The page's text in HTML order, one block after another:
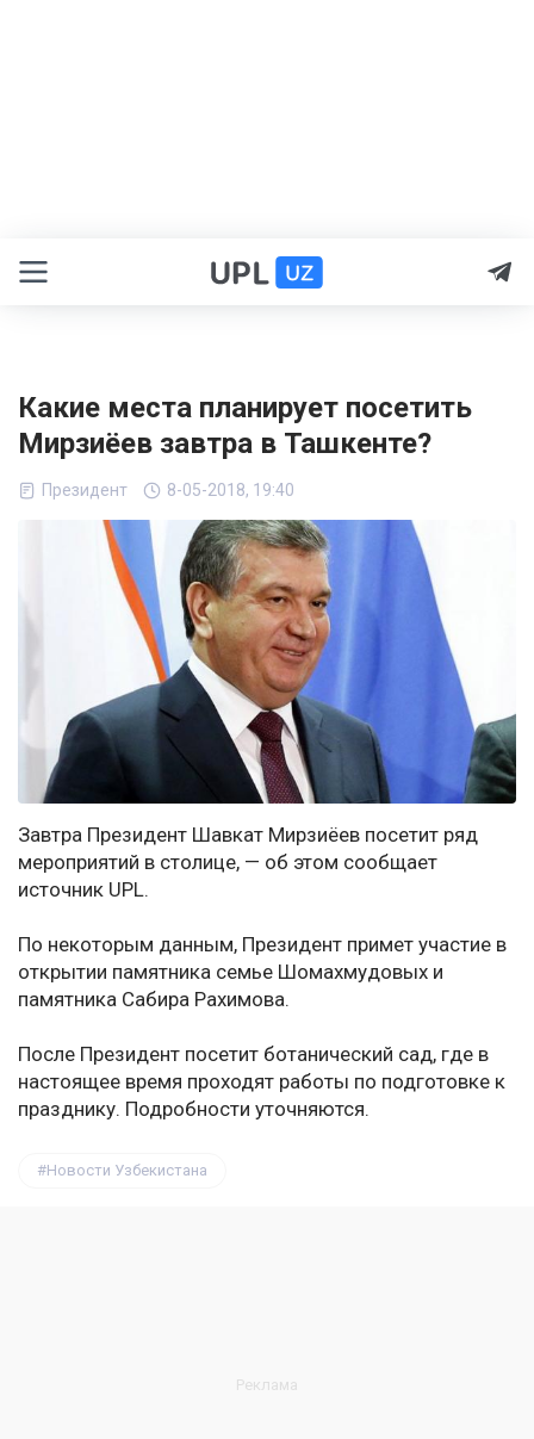
Какие места планирует посетить
Мирзиёев завтра в Ташкенте?
Президент 8-05-2018, 19:40
Завтра Президент Шавкат Мирзиёев посетит ряд
мероприятий в столице, — об этом сообщает
источник UPL.
По некоторым данным, Президент примет участие в
открытии памятника семье Шомахмудовых и
памятника Сабира Рахимова.
После Президент посетит ботанический сад, где в
настоящее время проходят работы по подготовке к
празднику. Подробности уточняются.
Новости Узбекистана